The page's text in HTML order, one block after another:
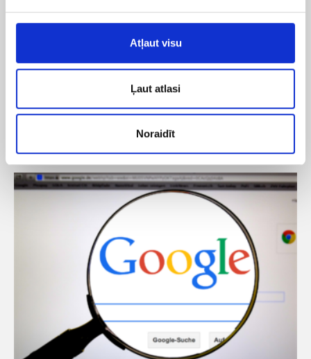
Atļaut visu
Ļaut atlasi
Noraidīt
Case study: pozīciju kāpums par 61% jau pēc 3